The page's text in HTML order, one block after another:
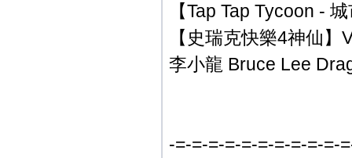
【Tap Tap Tycoon -
【史瑞克快樂4神仙
李小龍 Bruce Lee
-=-=-=-=-=-=-=-=-=-=-